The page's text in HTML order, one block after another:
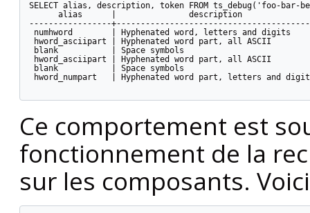
SELECT alias, description, token FROM ts_debug('foo-bar-
alias      |               description
-----------------
numhword        | Hyphenated word, letters and digits
hword_asciipart | Hyphenated word part, all ASCII
blank           | Space symbols
hword_asciipart | Hyphenated word part, all ASCII
blank           | Space symbols
hword_numpart   | Hyphenated word part, letters and
Ce comportement est
fonctionnement de la
sur les composants.